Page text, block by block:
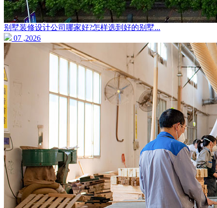
别墅装修设计公司哪家好?怎样选到好的别墅...
07 ,2026